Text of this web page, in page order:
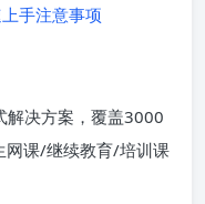
手注意事项
解决方案，覆盖3000
网课/继续教育/培训课